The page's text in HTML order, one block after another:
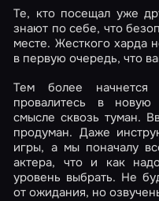
Те, кто посещал уже
знают по себе, что
месте. Жесткого харда
в первую очередь, что
Тем более
провалитесь в новую
смысле сквозь туман.
продуман. Даже
игры, а мы поначалу
актера, что и как
уровень выбрать. Не
от ожидания, но